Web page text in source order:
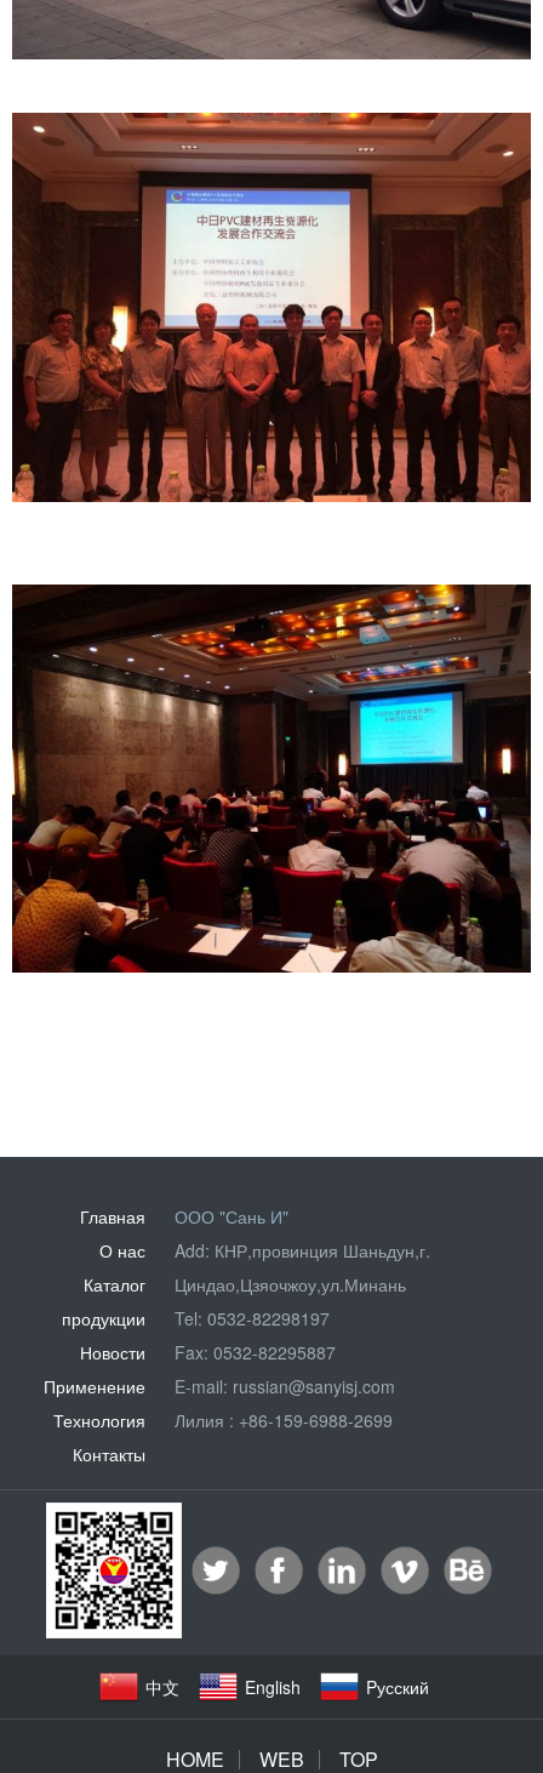
Главная
О нас
Каталог
продукции
Новости
Применение
Технология
Контакты
ООО "Сань И"
Add: КНР,провинция Шаньдун,г.
Циндао,Цзяочжоу,ул.Минань
Tel: 0532-82298197
Fax: 0532-82295887
E-mail: russian@sanyisj.com
Лилия : +86-159-6988-2699
中文 English Pусский
HOME WEB TOP